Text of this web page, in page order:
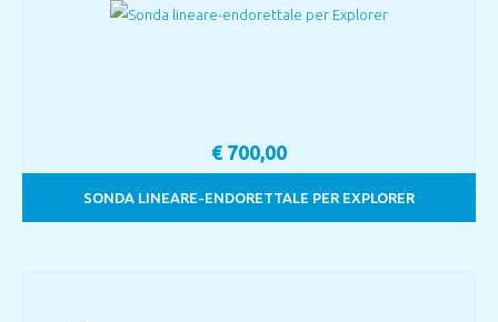
SONDA LINEARE-ENDORETTALE PER EXPLORER
€ 700,00